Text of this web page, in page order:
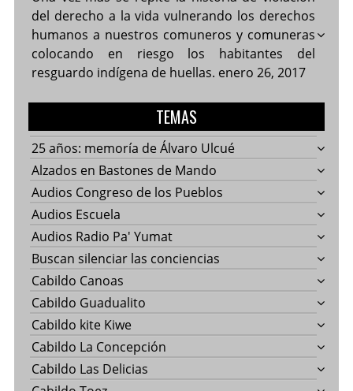
del derecho a la vida vulnerando los derechos
humanos a nuestros comuneros y comuneras
colocando en riesgo los habitantes del
resguardo indígena de huellas. enero 26, 2017
TEMAS
25 años: memoría de Álvaro Ulcué
Alzados en Bastones de Mando
Audios Congreso de los Pueblos
Audios Escuela
Audios Radio Pa' Yumat
Buscan silenciar las conciencias
Cabildo Canoas
Cabildo Guadualito
Cabildo kite Kiwe
Cabildo La Concepción
Cabildo Las Delicias